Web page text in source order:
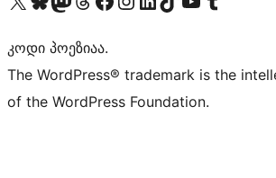
კოდი პოეზიაა.
The WordPress® trademark is the
of the WordPress Foundation.